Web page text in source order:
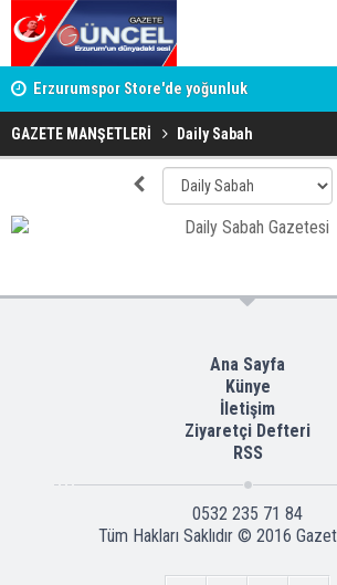
Erzurumspor Store'de yoğunluk
GAZETE MANŞETLERİ Daily Sabah
Ana Sayfa
Künye
İletişim
Ziyaretçi Defteri
RSS
0532 235 71 84
Tüm Hakları Saklıdır © 2016